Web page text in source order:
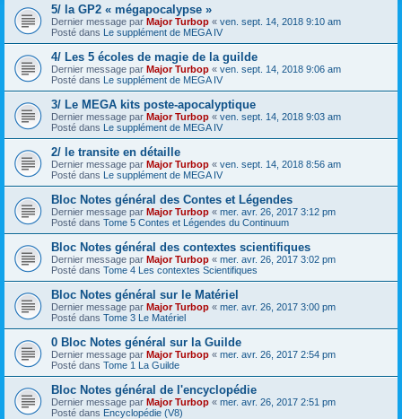
5/ la GP2 « mégapocalypse »
Dernier message par Major Turbop « ven. sept. 14, 2018 9:10 am
Posté dans Le supplément de MEGA IV
4/ Les 5 écoles de magie de la guilde
Dernier message par Major Turbop « ven. sept. 14, 2018 9:06 am
Posté dans Le supplément de MEGA IV
3/ Le MEGA kits poste-apocalyptique
Dernier message par Major Turbop « ven. sept. 14, 2018 9:03 am
Posté dans Le supplément de MEGA IV
2/ le transite en détaille
Dernier message par Major Turbop « ven. sept. 14, 2018 8:56 am
Posté dans Le supplément de MEGA IV
Bloc Notes général des Contes et Légendes
Dernier message par Major Turbop « mer. avr. 26, 2017 3:12 pm
Posté dans Tome 5 Contes et Légendes du Continuum
Bloc Notes général des contextes scientifiques
Dernier message par Major Turbop « mer. avr. 26, 2017 3:02 pm
Posté dans Tome 4 Les contextes Scientifiques
Bloc Notes général sur le Matériel
Dernier message par Major Turbop « mer. avr. 26, 2017 3:00 pm
Posté dans Tome 3 Le Matériel
0 Bloc Notes général sur la Guilde
Dernier message par Major Turbop « mer. avr. 26, 2017 2:54 pm
Posté dans Tome 1 La Guilde
Bloc Notes général de l'encyclopédie
Dernier message par Major Turbop « mer. avr. 26, 2017 2:51 pm
Posté dans Encyclopédie (V8)